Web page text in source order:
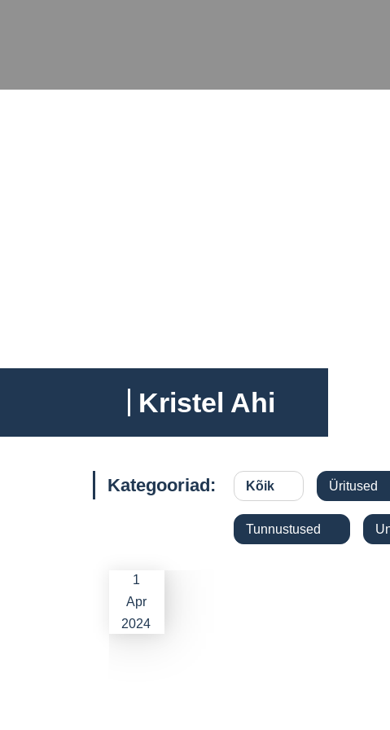
Kristel Ahi
Kategooriad: Kõik Üritused
Tunnustused
1
Apr
2024